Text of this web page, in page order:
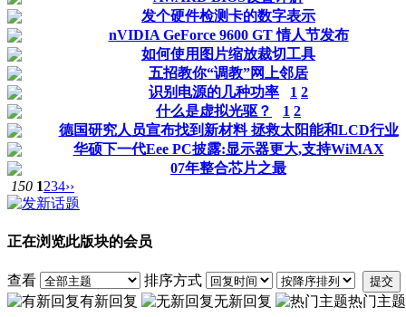
发个硬件检测卡的数字表示
nVIDIA GeForce 9600 GT 情人节发布
如何使用图片缩放裁切工具
五招教你“调教”网上邻居
识别电源的几种功率
1 2
什么是虚拟光驱？
1 2
德国研究人员宣布找到新材料 拯救太阳能和LCD行业
华硕下一代Eee PC披露:显示器更大,支持WiMAX
07年整合芯片之最
150 1234››
正在浏览此版块的会员
查看 排序方式 提交
有新回复 无新回复 热门主题